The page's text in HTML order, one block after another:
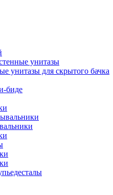
унитазы
унитазы для скрытого бачка
биде